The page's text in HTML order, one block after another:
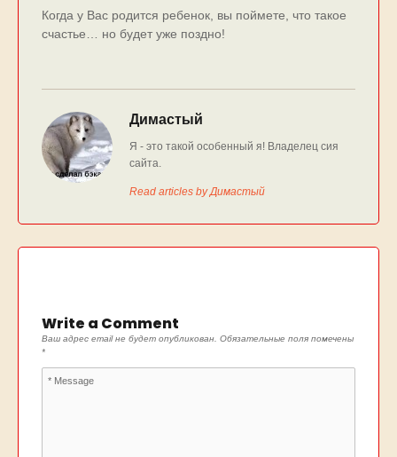
Когда у Вас родится ребенок, вы поймете, что такое
счастье… но будет уже поздно!
Димастый
Я - это такой особенный я! Владелец сия
сайта.
Read articles by Димастый
Write a Comment
Ваш адрес email не будет опубликован. Обязательные поля помечены
*